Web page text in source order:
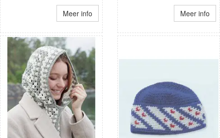
Meer info Meer info